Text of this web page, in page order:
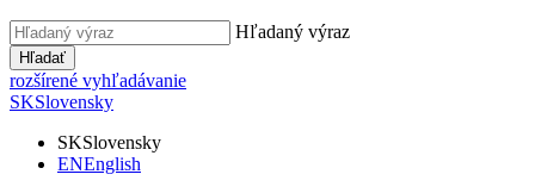
Hľadaný výraz
Hľadať
rozšírené vyhľadávanie
SKSlovensky
SKSlovensky
ENEnglish